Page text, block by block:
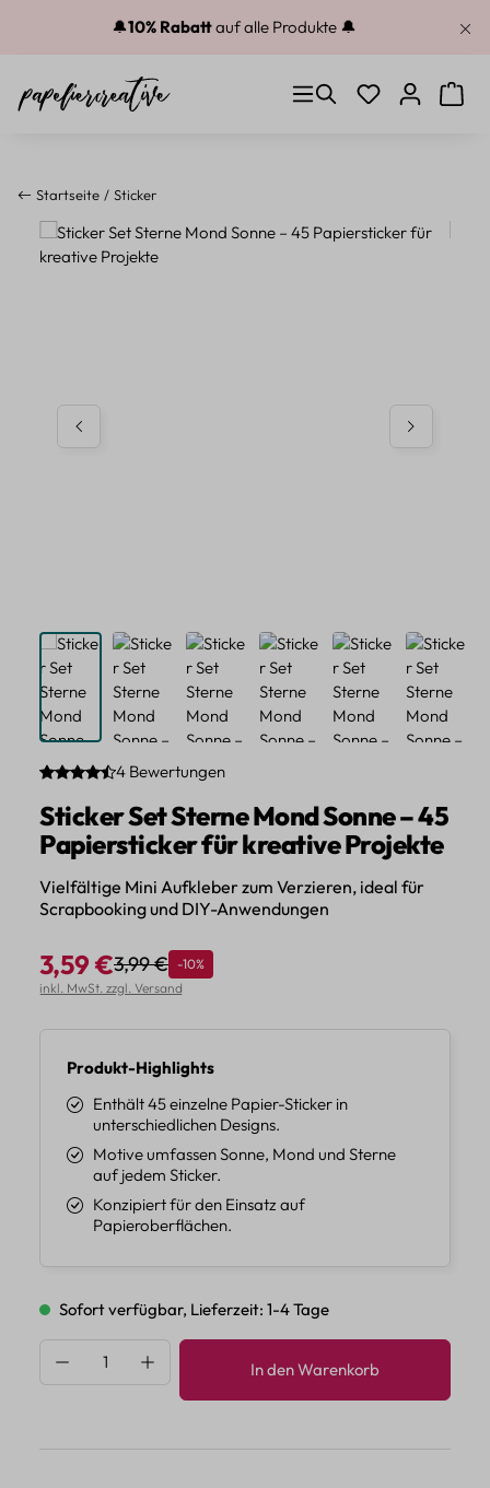
Zum Hauptinhalt springen
🔔10% Rabattauf alle Produkte 🔔
Du hast 0
Startseite Sticker
Bildergalerie überspringen
Durchschnittliche Bewertung von 4.75 von 5 Sternen
4 Bewertungen
Sticker Set Sterne Mond Sonne – 45
Papiersticker für kreative Projekte
Vielfältige Mini Aufkleber zum Verzieren, ideal für
Scrapbooking und DIY-Anwendungen
Verkaufspreis:
3,59 €Regulärer Preis:
3,99 € Rabatt
-10%
inkl. MwSt. zzgl. Versand
Produkt-Highlights
Enthält 45 einzelne Papier-Sticker in
unterschiedlichen Designs.
Motive umfassen Sonne, Mond und Sterne
auf jedem Sticker.
Konzipiert für den Einsatz auf
Papieroberflächen.
Sofort verfügbar, Lieferzeit: 1-4 Tage
Produkt Anzahl: Gib den gewünschten
In den Warenkorb